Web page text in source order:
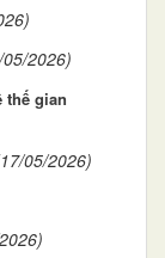
2026)
thế gian
05/2026)